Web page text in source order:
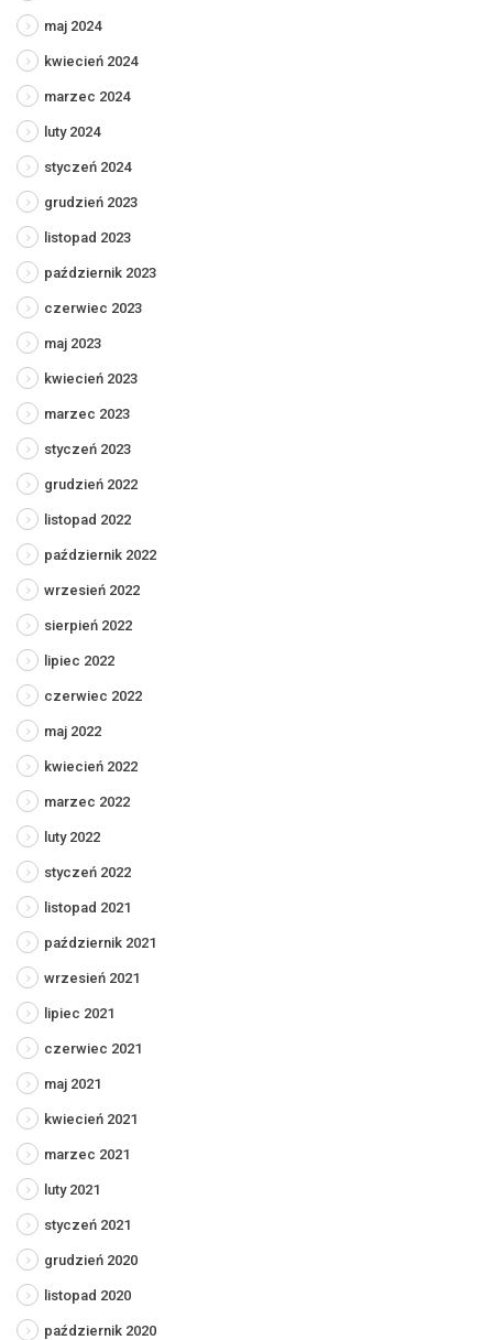
maj 2024
kwiecień 2024
marzec 2024
luty 2024
styczeń 2024
grudzień 2023
listopad 2023
październik 2023
czerwiec 2023
maj 2023
kwiecień 2023
marzec 2023
styczeń 2023
grudzień 2022
listopad 2022
październik 2022
wrzesień 2022
sierpień 2022
lipiec 2022
czerwiec 2022
maj 2022
kwiecień 2022
marzec 2022
luty 2022
styczeń 2022
listopad 2021
październik 2021
wrzesień 2021
lipiec 2021
czerwiec 2021
maj 2021
kwiecień 2021
marzec 2021
luty 2021
styczeń 2021
grudzień 2020
listopad 2020
październik 2020